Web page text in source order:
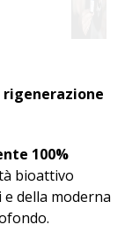
rigenerazione
100%
bioattivo
della moderna